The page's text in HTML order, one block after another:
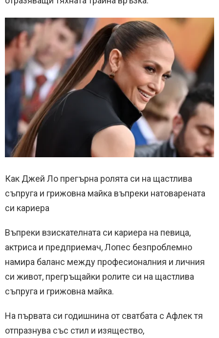
Как Джей Ло прегърна ролята си на щастлива
съпруга и грижовна майка въпреки натоварената
си кариера
Въпреки взискателната си кариера на певица,
актриса и предприемач, Лопес безпроблемно
намира баланс между професионалния и личния
си живот, прегръщайки ролите си на щастлива
съпруга и грижовна майка.
На първата си годишнина от сватбата с Афлек тя
отпразнува със стил и изящество,